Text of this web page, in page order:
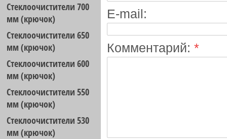
Стеклоочистители 700
мм (крючок)
Стеклоочистители 650
мм (крючок)
Стеклоочистители 600
мм (крючок)
Стеклоочистители 550
мм (крючок)
Стеклоочистители 530
мм (крючок)
E-mail:
Комментарий: *